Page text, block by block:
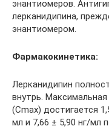
энантиомеров.
лерканидипина,
энантиомером.
Фармакокинетика:
Лерканидипин
внутрь.
(Сmax) достигается
мл и 7,66 ± 5,90 нг/мл